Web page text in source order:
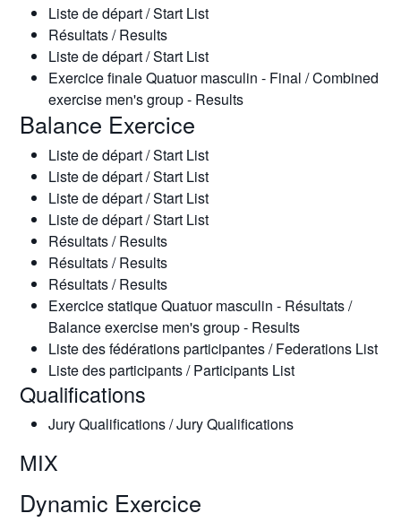
Liste de départ / Start List
Résultats / Results
Liste de départ / Start List
Exercice finale Quatuor masculin - Final / Combined
exercise men's group - Results
Balance Exercice
Liste de départ / Start List
Liste de départ / Start List
Liste de départ / Start List
Liste de départ / Start List
Résultats / Results
Résultats / Results
Résultats / Results
Exercice statique Quatuor masculin - Résultats /
Balance exercise men's group - Results
Liste des fédérations participantes / Federations List
Liste des participants / Participants List
Qualifications
Jury Qualifications / Jury Qualifications
MIX
Dynamic Exercice